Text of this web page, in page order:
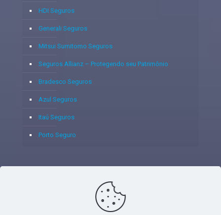
HDI Seguros
Generali Seguros
Mitsui Sumitomo Seguros
Seguros Allianz – Protegendo seu Patrimônio
Bradesco Seguros
Azul Seguros
Itaú Seguros
Porto Seguro
© 2020 - Yoshie & Maia Corretora de Seguros Ltda - CNPJ:
05.459.716/0001-75 - SUSEP: 100637106 AV DOS